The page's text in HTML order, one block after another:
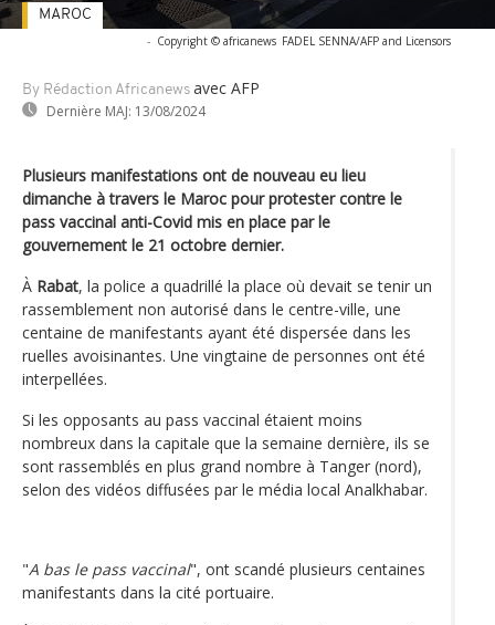
- Copyright © africanews FADEL SENNA/AFP and Licensors
By Rédaction Africanews avec AFP
Dernière MAJ: 13/08/2024
MAROC
Plusieurs manifestations ont de nouveau eu lieu
dimanche à travers le Maroc pour protester contre le
pass vaccinal anti-Covid mis en place par le
gouvernement le 21 octobre dernier.
À Rabat, la police a quadrillé la place où devait se tenir un
rassemblement non autorisé dans le centre-ville, une
centaine de manifestants ayant été dispersée dans les
ruelles avoisinantes. Une vingtaine de personnes ont été
interpellées.
Si les opposants au pass vaccinal étaient moins
nombreux dans la capitale que la semaine dernière, ils se
sont rassemblés en plus grand nombre à Tanger (nord),
selon des vidéos diffusées par le média local Analkhabar.
"A bas le pass vaccinal", ont scandé plusieurs centaines
manifestants dans la cité portuaire.